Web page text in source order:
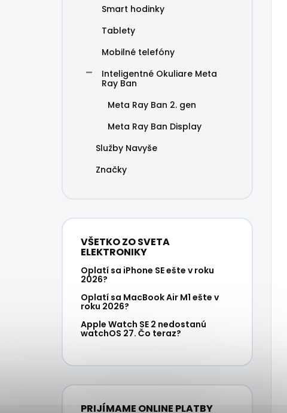
Smart hodinky
Tablety
Mobilné telefóny
Inteligentné Okuliare Meta
Ray Ban
Meta Ray Ban 2. gen
Meta Ray Ban Display
Služby Navyše
Značky
VŠETKO ZO SVETA
ELEKTRONIKY
Oplatí sa iPhone SE ešte v roku
2026?
Oplatí sa MacBook Air M1 ešte v
roku 2026?
Apple Watch SE 2 nedostanú
watchOS 27. Čo teraz?
PRIJÍMAME ONLINE PLATBY